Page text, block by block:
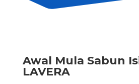
Awal Mula Sabun
LAVERA